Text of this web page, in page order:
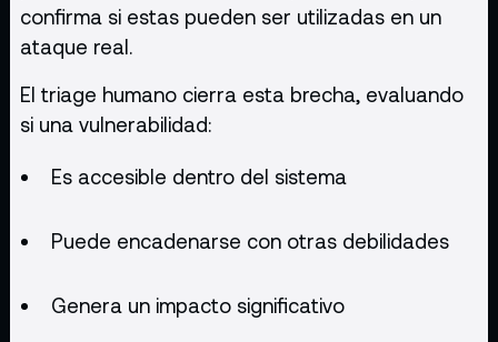
confirma si estas pueden ser utilizadas en un
ataque real.
El triage humano cierra esta brecha, evaluando
si una vulnerabilidad:
Es accesible dentro del sistema
Puede encadenarse con otras debilidades
Genera un impacto significativo